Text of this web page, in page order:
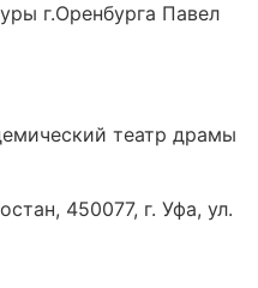
г.Оренбурга Павел
театр драмы
450077, г. Уфа, ул.